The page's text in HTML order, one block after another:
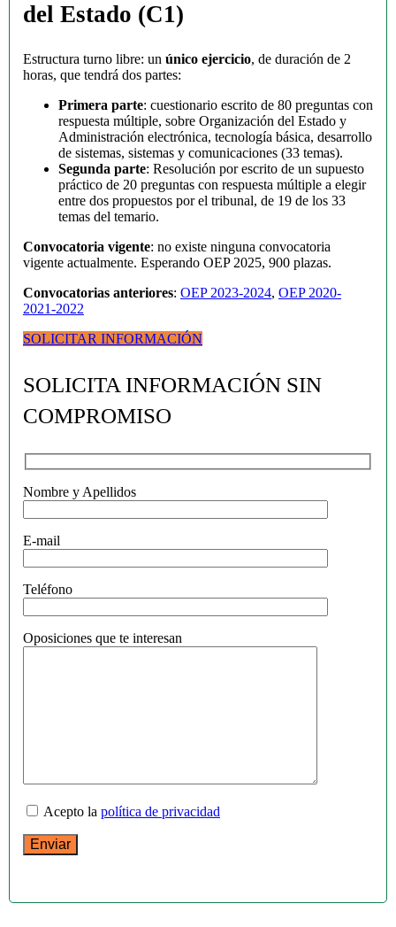
del Estado (C1)
Estructura turno libre: un único ejercicio, de duración de 2
horas, que tendrá dos partes:
Primera parte: cuestionario escrito de 80 preguntas con
respuesta múltiple, sobre Organización del Estado y
Administración electrónica, tecnología básica, desarrollo
de sistemas, sistemas y comunicaciones (33 temas).
Segunda parte: Resolución por escrito de un supuesto
práctico de 20 preguntas con respuesta múltiple a elegir
entre dos propuestos por el tribunal, de 19 de los 33
temas del temario.
Convocatoria vigente: no existe ninguna convocatoria
vigente actualmente. Esperando OEP 2025, 900 plazas.
Convocatorias anteriores: OEP 2023-2024, OEP 2020-
2021-2022
SOLICITAR INFORMACIÓN
SOLICITA INFORMACIÓN SIN
COMPROMISO
Nombre y Apellidos
E-mail
Teléfono
Oposiciones que te interesan
Acepto la política de privacidad